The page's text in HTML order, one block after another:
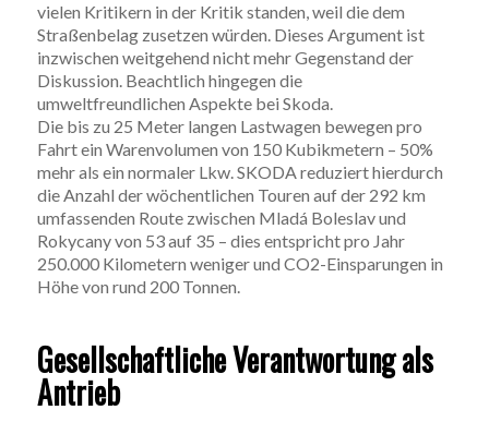
vielen Kritikern in der Kritik standen, weil die dem
Straßenbelag zusetzen würden. Dieses Argument ist
inzwischen weitgehend nicht mehr Gegenstand der
Diskussion. Beachtlich hingegen die
umweltfreundlichen Aspekte bei Skoda.
Die bis zu 25 Meter langen Lastwagen bewegen pro
Fahrt ein Warenvolumen von 150 Kubikmetern – 50%
mehr als ein normaler Lkw. SKODA reduziert hierdurch
die Anzahl der wöchentlichen Touren auf der 292 km
umfassenden Route zwischen Mladá Boleslav und
Rokycany von 53 auf 35 – dies entspricht pro Jahr
250.000 Kilometern weniger und CO2-Einsparungen in
Höhe von rund 200 Tonnen.
Gesellschaftliche Verantwortung als
Antrieb